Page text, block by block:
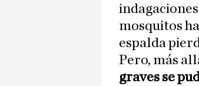
mosquitos
espalda
Pero, más
graves se